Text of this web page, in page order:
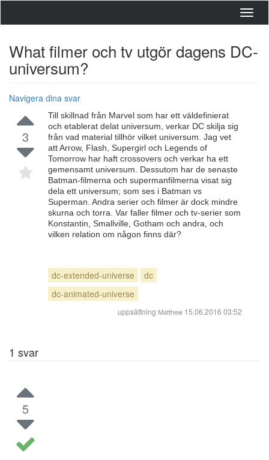
What filmer och tv utgör dagens DC-
universum?
Navigera dina svar
3
Till skillnad från Marvel som har ett väldefinierat
och etablerat delat universum, verkar DC skilja sig
från vad material tillhör vilket universum. Jag vet
att Arrow, Flash, Supergirl och Legends of
Tomorrow har haft crossovers och verkar ha ett
gemensamt universum. Dessutom har de senaste
Batman-filmerna och supermanfilmerna visat sig
dela ett universum; som ses i Batman vs
Superman. Andra serier och filmer är dock mindre
skurna och torra. Var faller filmer och tv-serier som
Konstantin, Smallville, Gotham och andra, och
vilken relation om någon finns där?
dc-extended-universe
dc
dc-animated-universe
uppsättning Matthew 15.06.2016 03:52
1 svar
5